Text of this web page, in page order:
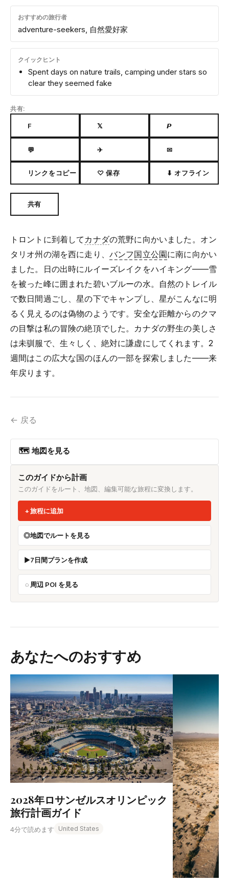
おすすめの旅行者
adventure-seekers, 自然愛好家
クイックヒント
Spent days on nature trails, camping under stars so
clear they seemed fake
共有:
F 𝕏 𝙋
💬 ✈ ✉
リンクをコピー ♡ 保存 ⬇ オフライン
共有
トロントに到着して カナダの荒野に向かいました。オン
タリオ州の湖を西に走り、 バンフ国立公園に南に向かい
ました。日の出時にルイーズレイクをハイキング——雪
を被った峰に囲まれた碧いブルーの水。自然のトレイル
で数日間過ごし、星の下でキャンプし、星がこんなに明
るく見えるのは偽物のようです。安全な距離からのクマ
の目撃は私の冒険の絶頂でした。カナダの野生の美しさ
は未驯服で、生々しく、絶対に謙虚にしてくれます。2
週間はこの広大な国のほんの一部を探索しました——来
年戻ります。
← 戻る
🗺 地図を見る
このガイドから計画
このガイドをルート、地図、編集可能な旅程に変換します。
旅程に追加
地図でルートを見る
7日間プランを作成
周辺 POI を見る
あなたへのおすすめ
2028年ロサンゼルスオリンピック
旅行計画ガイド
4分で読めます United States